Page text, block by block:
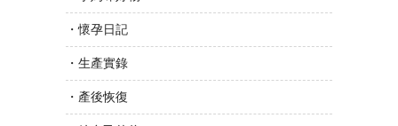
・懷孕日記
・生產實錄
・產後恢復